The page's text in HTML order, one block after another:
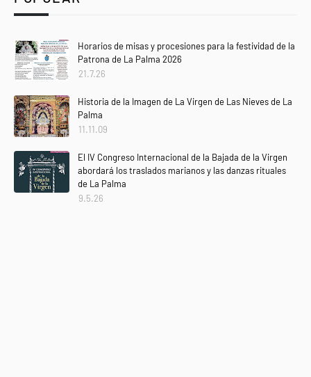
Horarios de misas y procesiones para la festividad de la
Patrona de La Palma 2026
21.7.26
Historia de la Imagen de La Virgen de Las Nieves de La
Palma
11.11.09
El IV Congreso Internacional de la Bajada de la Virgen
abordará los traslados marianos y las danzas rituales
de La Palma
9.5.26